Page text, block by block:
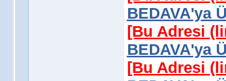
BEDAVA'ya
[Bu Adresi
BEDAVA'ya
[Bu Adresi